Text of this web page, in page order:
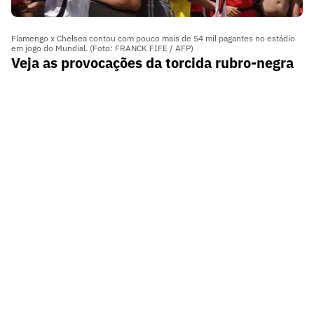
Flamengo x Chelsea contou com pouco mais de 54 mil pagantes no estádio
em jogo do Mundial. (Foto: FRANCK FIFE / AFP)
Veja as provocações da torcida rubro-negra